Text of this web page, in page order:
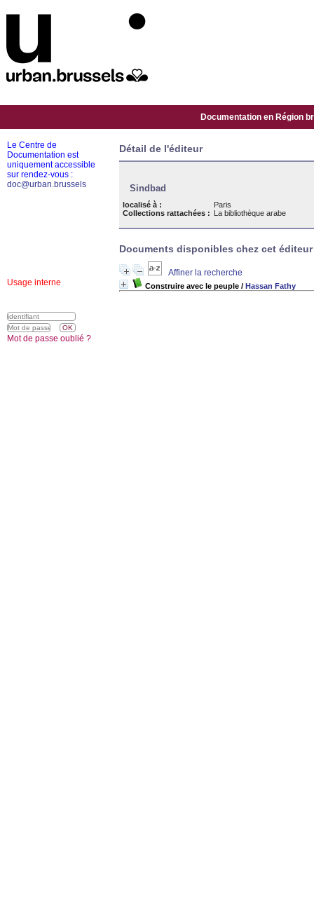
Documentation en Région
Détail de l'éditeur
Sindbad
localisé à :
Paris
Collections rattachées : La bibliothèque arabe
Documents disponibles chez cet éditeur
Affiner la recherche
Construire avec le peuple / Hassan Fathy
Le Centre de
Documentation est
uniquement accessible
sur rendez-vous :
doc@urban.brussels
Usage interne
Mot de passe oublié ?